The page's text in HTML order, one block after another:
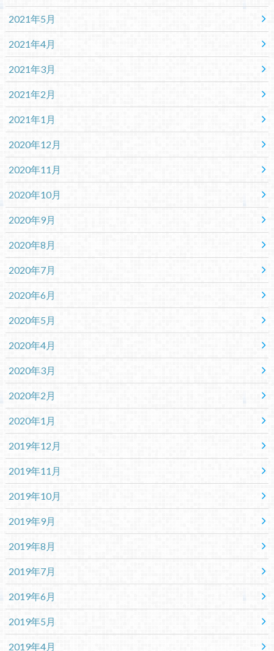
2021年5月
2021年4月
2021年3月
2021年2月
2021年1月
2020年12月
2020年11月
2020年10月
2020年9月
2020年8月
2020年7月
2020年6月
2020年5月
2020年4月
2020年3月
2020年2月
2020年1月
2019年12月
2019年11月
2019年10月
2019年9月
2019年8月
2019年7月
2019年6月
2019年5月
2019年4月